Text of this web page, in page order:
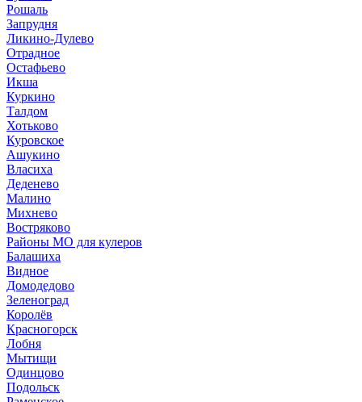
Рошаль
Запрудня
Ликино-Дулево
Отрадное
Остафьево
Икша
Куркино
Талдом
Хотьково
Куровское
Ашукино
Власиха
Деденево
Малино
Михнево
Востряково
Районы МО для кулеров
Балашиха
Видное
Домодедово
Зеленоград
Королёв
Красногорск
Лобня
Мытищи
Одинцово
Подольск